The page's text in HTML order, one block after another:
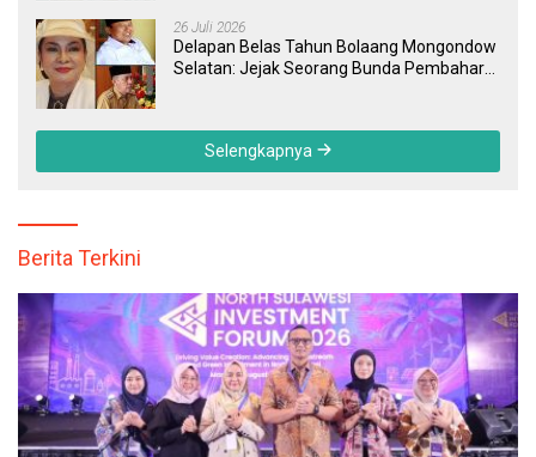
26 Juli 2026
Delapan Belas Tahun Bolaang Mongondow
Selatan: Jejak Seorang Bunda Pembaharu
Selengkapnya
Berita Terkini